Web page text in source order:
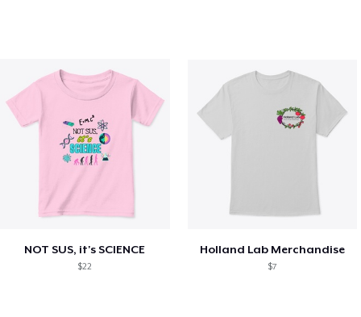
NOT SUS, it's SCIENCE
$22
Holland Lab Merchandise
$7